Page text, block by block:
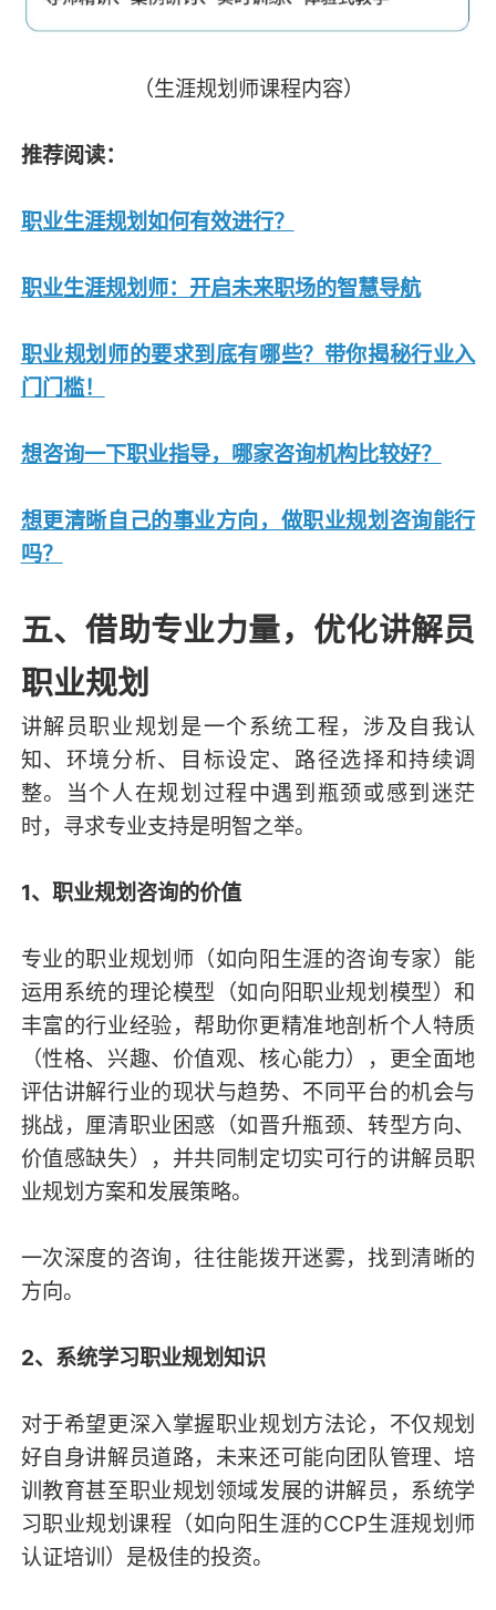
（生涯规划师课程内容）
推荐阅读：
职业生涯规划如何有效进行？
职业生涯规划师：开启未来职场的智慧导航
职业规划师的要求到底有哪些？带你揭秘行业入
门门槛！
想咨询一下职业指导，哪家咨询机构比较好？
想更清晰自己的事业方向，做职业规划咨询能行
吗？
五、借助专业力量，优化讲解员
职业规划
讲解员职业规划是一个系统工程，涉及自我认
知、环境分析、目标设定、路径选择和持续调
整。当个人在规划过程中遇到瓶颈或感到迷茫
时，寻求专业支持是明智之举。
1、职业规划咨询的价值
专业的职业规划师（如向阳生涯的咨询专家）能
运用系统的理论模型（如向阳职业规划模型）和
丰富的行业经验，帮助你更精准地剖析个人特质
（性格、兴趣、价值观、核心能力），更全面地
评估讲解行业的现状与趋势、不同平台的机会与
挑战，厘清职业困惑（如晋升瓶颈、转型方向、
价值感缺失），并共同制定切实可行的讲解员职
业规划方案和发展策略。
一次深度的咨询，往往能拨开迷雾，找到清晰的
方向。
2、系统学习职业规划知识
对于希望更深入掌握职业规划方法论，不仅规划
好自身讲解员道路，未来还可能向团队管理、培
训教育甚至职业规划领域发展的讲解员，系统学
习职业规划课程（如向阳生涯的CCP生涯规划师
认证培训）是极佳的投资。